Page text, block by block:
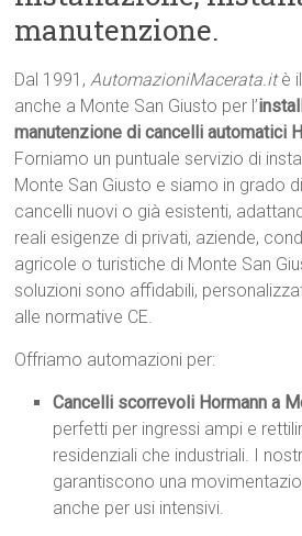
manutenzione.
Dal 1991,AutomazioniMacerata.itè
anche a Monte San Giusto per l’
manutenzione di cancelli automatici
Forniamo un puntuale servizio di
Monte San Giusto e siamo in grado
cancelli nuovi o già esistenti,
reali esigenze di privati, aziende,
agricole o turistiche di Monte San
soluzioni sono affidabili,
alle normative CE.
Offriamo automazioni per:
Cancelli scorrevoli Hormann a
perfetti per ingressi ampi e
residenziali che industriali. I
garantiscono una
anche per usi intensivi.